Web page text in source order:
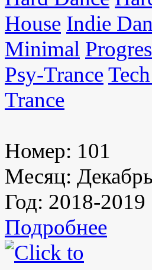
House Indie
Minimal
Psy-Trance
Trance
Номер: 101
Месяц:
Год: 2018-2019
Подробнее